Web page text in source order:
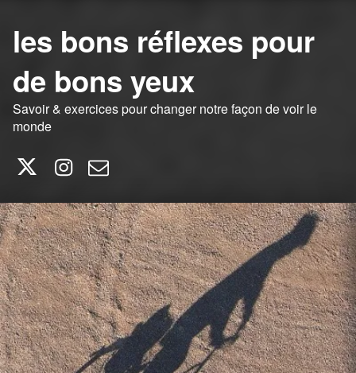
les bons réflexes pour
de bons yeux
Savoir & exercices pour changer notre façon de voir le
monde